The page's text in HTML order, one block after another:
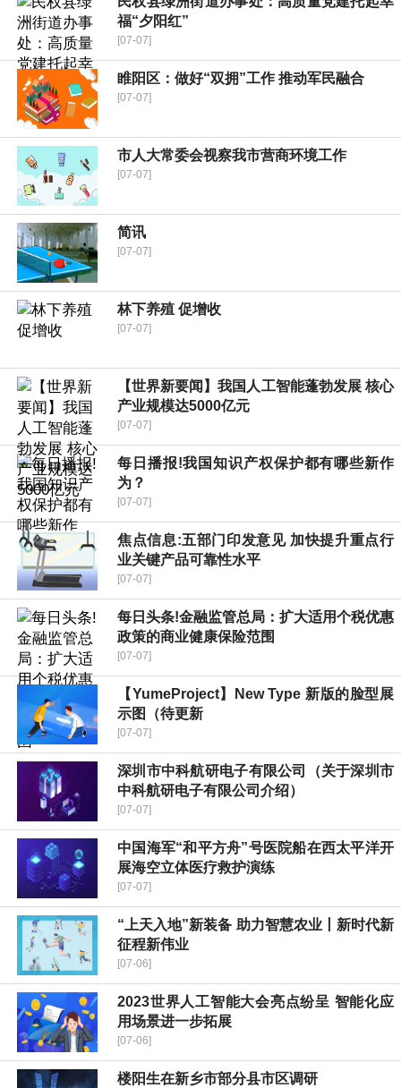
福“夕阳红”
[07-07]
睢阳区：做好“双拥”工作 推动军民融合
[07-07]
市人大常委会视察我市营商环境工作
[07-07]
简讯
[07-07]
林下养殖 促增收
[07-07]
【世界新要闻】我国人工智能蓬勃发展 核心
产业规模达5000亿元
[07-07]
每日播报!我国知识产权保护都有哪些新作
为？
[07-07]
焦点信息:五部门印发意见 加快提升重点行
业关键产品可靠性水平
[07-07]
每日头条!金融监管总局：扩大适用个税优惠
政策的商业健康保险范围
[07-07]
【YumeProject】New Type 新版的脸型展
示图（待更新
[07-07]
深圳市中科航研电子有限公司（关于深圳市
中科航研电子有限公司介绍）
[07-07]
中国海军“和平方舟”号医院船在西太平洋开
展海空立体医疗救护演练
[07-07]
“上天入地”新装备 助力智慧农业丨新时代新
征程新伟业
[07-06]
2023世界人工智能大会亮点纷呈 智能化应
用场景进一步拓展
[07-06]
楼阳生在新乡市部分县市区调研